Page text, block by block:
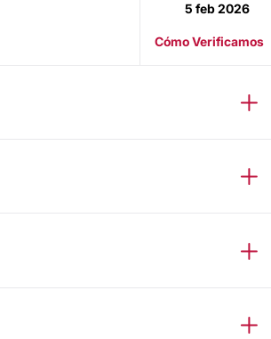
5 feb 2026
Cómo Verificamos